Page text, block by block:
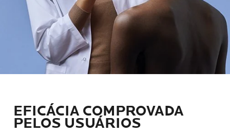
EFICÁCIA COMPROVADA
PELOS USUÁRIOS